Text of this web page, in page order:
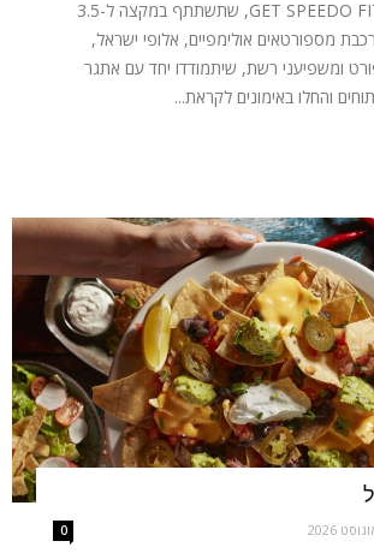
נחשפה נבחרת GET SPEEDO FIT, שתשתתף במקצה ל-3.5
מספורטאים אולימפיים, אלופי ישראל,
ומשפיעני רשת, שיתמודדו יחד עם אתגר
והחלו באימונים לקראת...
0